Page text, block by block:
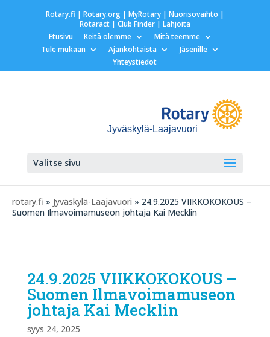
Rotary.fi | Rotary.org| MyRotary | Nuorisovaihto |
Rotaract| Club Finder| Lahjoita
Etusivu
Keitä olemme
Mitä teemme
Tule mukaan
Ajankohtaista
Jäsenille
Yhteystiedot
Jyväskylä-Laajavuori
Valitse sivu
rotary.fi » Jyväskylä-Laajavuori » 24.9.2025 VIIKKOKOKOUS –
Suomen Ilmavoimamuseon johtaja Kai Mecklin
24.9.2025 VIIKKOKOKOUS –
Suomen Ilmavoimamuseon
johtaja Kai Mecklin
syys 24, 2025